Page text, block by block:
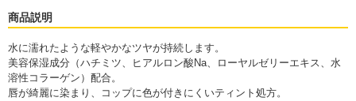
商品説明
水に濡れたような軽やかなツヤが持続します。
美容保湿成分（ハチミツ、ヒアルロン酸Na、ローヤルゼリーエキス、水
溶性コラーゲン）配合。
唇が綺麗に染まり、コップに色が付きにくいティント処方。